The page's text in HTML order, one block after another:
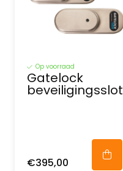
Op voorraad
Gatelock
beveiligingsslot
€395,00